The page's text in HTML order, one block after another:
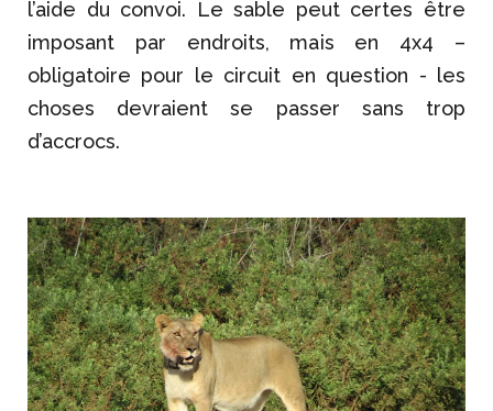
l’aide du convoi. Le sable peut certes être
imposant par endroits, mais en 4x4 –
obligatoire pour le circuit en question - les
choses devraient se passer sans trop
d’accrocs.